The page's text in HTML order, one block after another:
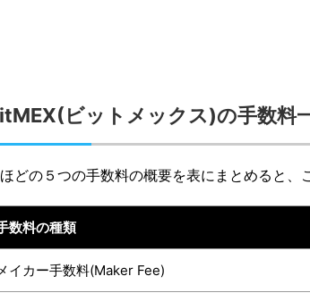
ビットメックス)の手数料
どの５つの手数料の概要を表にまとめると、
数料の種類
イカー手数料(Maker Fee)